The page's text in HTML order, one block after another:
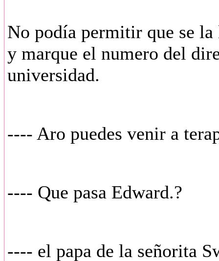
No podía permitir que se
y marque el numero del
universidad.
---- Aro puedes venir a
---- Que pasa Edward.?
---- el papa de la señorita